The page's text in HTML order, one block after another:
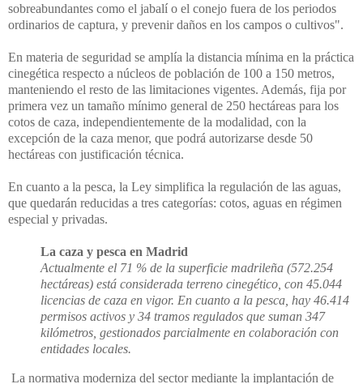
sobreabundantes como el jabalí o el conejo fuera de los periodos
ordinarios de captura, y prevenir daños en los campos o cultivos".
En materia de seguridad se amplía la distancia mínima en la práctica
cinegética respecto a núcleos de población de 100 a 150 metros,
manteniendo el resto de las limitaciones vigentes. Además, fija por
primera vez un tamaño mínimo general de 250 hectáreas para los
cotos de caza, independientemente de la modalidad, con la
excepción de la caza menor, que podrá autorizarse desde 50
hectáreas con justificación técnica.
En cuanto a la pesca, la Ley simplifica la regulación de las aguas,
que quedarán reducidas a tres categorías: cotos, aguas en régimen
especial y privadas.
La caza y pesca en Madrid
Actualmente el 71 % de la superficie madrileña (572.254
hectáreas) está considerada terreno cinegético, con 45.044
licencias de caza en vigor. En cuanto a la pesca, hay 46.414
permisos activos y 34 tramos regulados que suman 347
kilómetros, gestionados parcialmente en colaboración con
entidades locales.
La normativa moderniza del sector mediante la implantación de